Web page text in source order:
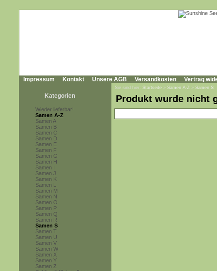
Impressum Kontakt Unsere AGB Versandkosten Vertrag
Kategorien
Wieder lieferbar!
Samen A-Z
Samen A
Samen B
Samen C
Samen D
Samen E
Samen F
Samen G
Samen H
Samen I
Samen J
Samen K
Samen L
Samen M
Samen N
Samen O
Samen P
Samen Q
Samen R
Samen S
Samen T
Samen U
Samen V
Samen W
Samen X
Samen Y
Samen Z
Sie sind hier: Startseite » Samen A-Z » Samen S
Produkt wurde nicht